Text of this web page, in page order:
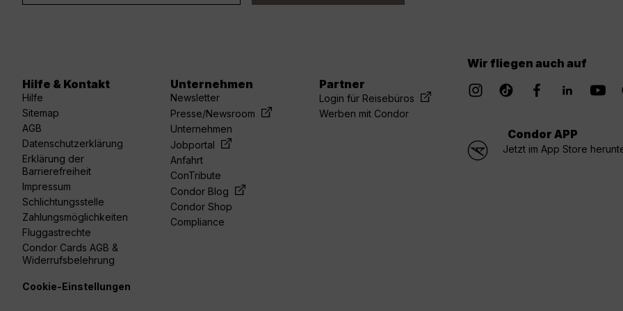
Hilfe & Kontakt
Hilfe
Sitemap
AGB
Datenschutzerklärung
Erklärung der
Barrierefreiheit
Impressum
Schlichtungsstelle
Zahlungsmöglichkeiten
Fluggastrechte
Condor Cards AGB &
Widerrufsbelehrung
Unternehmen
Newsletter
Presse/Newsroom
Unternehmen
Jobportal
Anfahrt
ConTribute
Condor Blog
Condor Shop
Compliance
Partner
Login für Reisebüros
Werben mit Condor
Wir fliegen auch auf
Condor APP
Jetzt im App Store
Cookie-Einstellungen